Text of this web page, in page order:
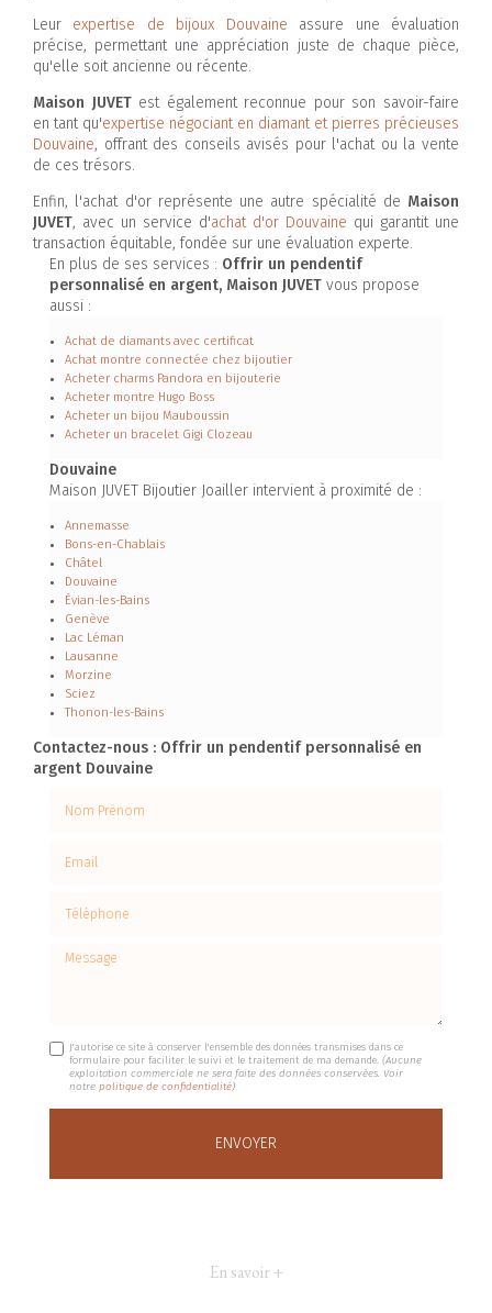
Leur expertise de bijoux Douvaine assure une évaluation
précise, permettant une appréciation juste de chaque pièce,
qu'elle soit ancienne ou récente.
Maison JUVETest également reconnue pour son savoir-faire
en tant qu'expertise négociant en diamant et pierres précieuses
Douvaine, offrant des conseils avisés pour l'achat ou la vente
de ces trésors.
Enfin, l'achat d'or représente une autre spécialité de Maison
JUVET, avec un service d'achat d'or Douvaine qui garantit une
transaction équitable, fondée sur une évaluation experte.
En plus de ses services : Offrir un pendentif
personnalisé en argent, Maison JUVET vous propose
aussi :
Achat de diamants avec certificat
Achat montre connectée chez bijoutier
Acheter charms Pandora en bijouterie
Acheter montre Hugo Boss
Acheter un bijou Mauboussin
Acheter un bracelet Gigi Clozeau
Douvaine
Maison JUVET Bijoutier Joailler intervient à proximité de :
Annemasse
Bons-en-Chablais
Châtel
Douvaine
Évian-les-Bains
Genève
Lac Léman
Lausanne
Morzine
Sciez
Thonon-les-Bains
Contactez-nous : Offrir un pendentif personnalisé en
argent Douvaine
Message
J'autorise ce site à conserver l'ensemble des données transmises dans ce
formulaire pour faciliter le suivi et le traitement de ma demande.(Aucune
exploitation commerciale ne sera faite des données conservées. Voir
notrepolitique de confidentialité)
En savoir +